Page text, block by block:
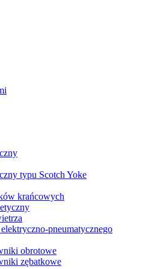
typu Scotch Yoke
krańcowych
pneumatycznego
obrotowe
zębatkowe